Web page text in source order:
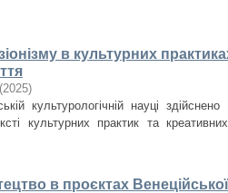
в культурних
(2025)
культурологічній науці
культурних практик та
в проєктах